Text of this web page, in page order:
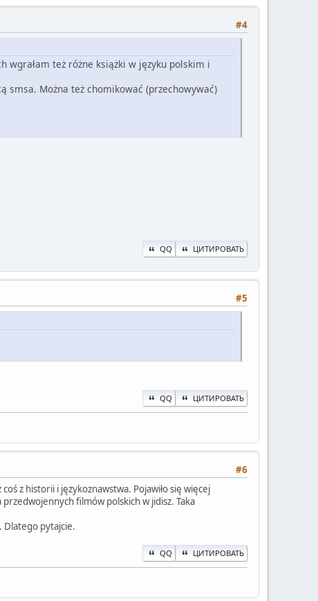
#4
też różne książki w języku polskim i
smsa. Można też chomikować (przechowywać)
QQ ЦИТИРОВАТЬ
#5
QQ ЦИТИРОВАТЬ
#6
z historii i językoznawstwa. Pojawiło się więcej
filmów polskich w jidisz. Taka
Dlatego pytajcie.
QQ ЦИТИРОВАТЬ